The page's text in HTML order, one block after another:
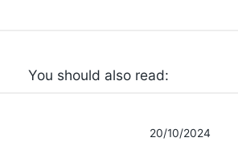
You should also read:
20/10/2024